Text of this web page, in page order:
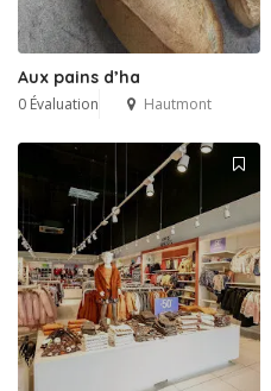
Aux pains d’ha
0 Évaluation Hautmont